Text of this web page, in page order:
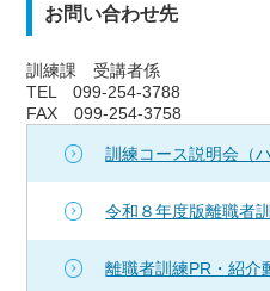
お問い合わせ先
訓練課 受講者係
TEL 099-254-3788
FAX 099-254-3758
訓練コース説明会（
令和８年度版離職者
離職者訓練PR・紹介